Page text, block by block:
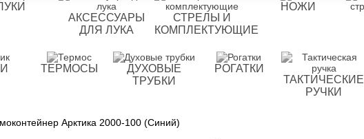
АКСЕССУАРЫ
ДЛЯ ЛУКА
СТРЕЛЫ И
КОМПЛЕКТУЮЩИЕ
НОЖИ
ТЕРМОСЫ
ДУХОВЫЕ
ТРУБКИ
РОГАТКИ
ТАКТИЧЕСКИЕ
РУЧКИ
Арктика 2000-100 (Синий)